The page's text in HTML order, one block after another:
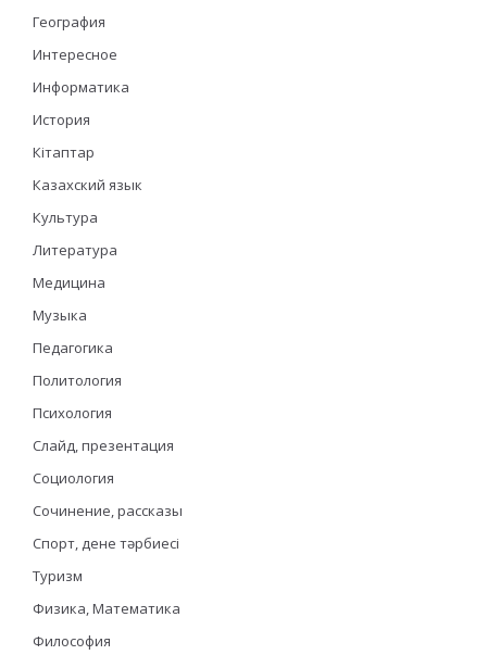
География
Интересное
Информатика
История
Кітаптар
Казахский язык
Культура
Литература
Медицина
Музыка
Педагогика
Политология
Психология
Слайд, презентация
Социология
Сочинение, рассказы
Спорт, дене тәрбиесі
Туризм
Физика, Математика
Философия